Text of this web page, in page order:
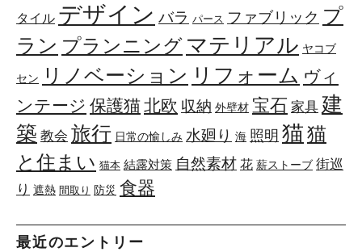
タイル デザイン バラ パース ファブリック プ
ラン プランニング マテリアル ヤコブ
セン リノベーション リフォーム ヴィ
ンテージ 保護猫北欧 収納 外壁材 宝石 家具 建
築 教会 旅行 日常の愉しみ 水廻り 海 照明 猫猫
と住まい 猫本 結露対策 自然素材 花 薪ストーブ 街巡
り 遮熱 間取り 防災 食器
最近のエントリー